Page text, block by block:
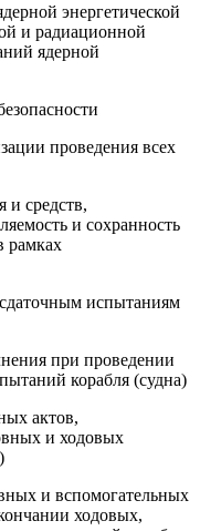
энергетической
и радиационной
ядерной
проведения всех
и средств,
и сохранность
рамках
испытаниям
при проведении
корабля (судна)
актов,
и ходовых
и вспомогательных
ходовых,